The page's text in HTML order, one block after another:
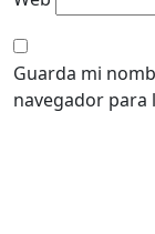
Guarda mi
navegador para